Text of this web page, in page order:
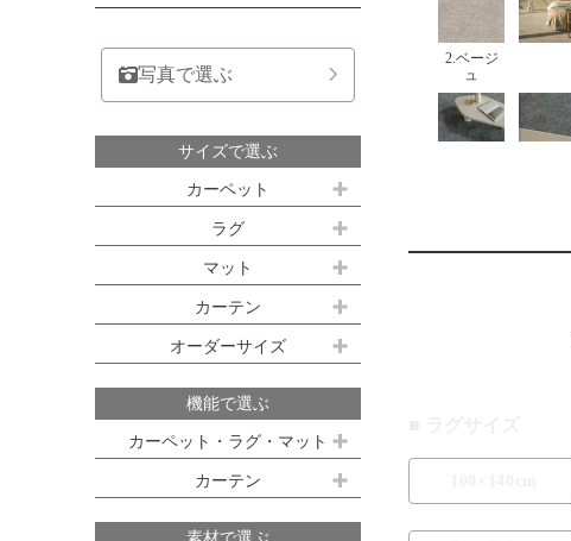
写真で選ぶ
サイズで選ぶ
カーペット
江戸間サイズ(3畳～10畳)
江戸間 3畳(176x261cm)
江戸間 4.5畳(261x261cm)
江戸間 6畳(261x352cm)
江戸間 8畳(352x352cm)
江戸間 10畳(352x440cm)
本間サイズ(3畳～8畳)
本間 3畳(191x286cm)
ラグ
約100ｘ140cm
約140ｘ200cm(約1.5畳)
約160ｘ230cm(約2畳)
約200ｘ250cm(約3畳)
約200ｘ300cm(約3.5畳)
約250ｘ250cm
マット
キッチンマット
デスクマット
カーテン
既製サイズ ドレープ(厚地)
100ｘ135cm
100ｘ178cm
100ｘ200cm
オーダーサイズ
オーダーカーペット
オーダーキッチンマット
機能で選ぶ
カーペット・ラグ・マット
防炎 防音
消臭
すべり止め
遊び毛防止
カーテン
洗える 遮光
防炎
2.ベージ
ュ